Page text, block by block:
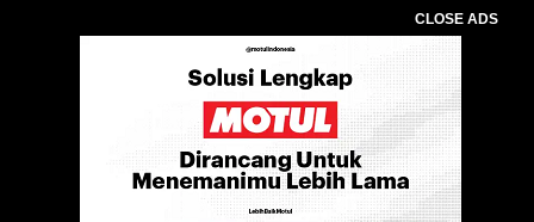
CLOSE ADS